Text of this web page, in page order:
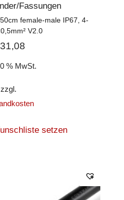
Fassungen
female-male IP67, 4-
V2.0
31,08
% MwSt.
zzgl.
setzen